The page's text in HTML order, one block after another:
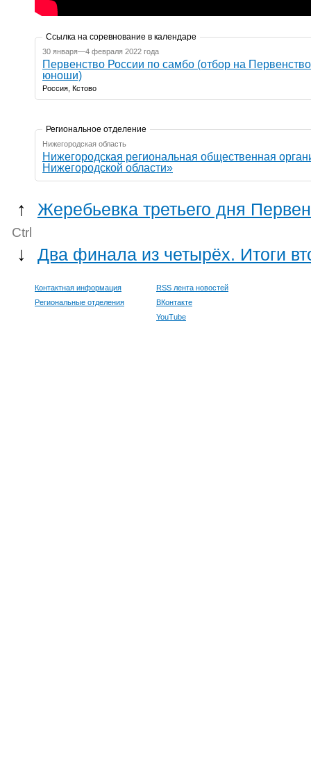
Ссылка на соревнование в календаре
30 января—4 февраля 2022 года
Первенство России по самбо (отбор на
юноши)
Россия, Кстово
Региональное отделение
Нижегородская область
Нижегородская региональная общественная
Нижегородской области»
↑ Жеребьевка третьего дня
Ctrl
↓ Два финала из четырёх. Итоги
Контактная информация
Региональные отделения
RSS лента новостей
ВКонтакте
YouTube